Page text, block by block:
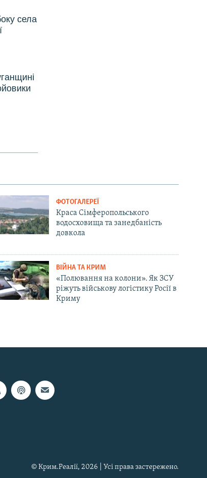
села
ФОТОГАЛЕРЕЇ
Краса Сімферопольського
водосховища та занедбаність
довкола
ВІЙНА ТА КРИМ
«Полювання на колони». Як ЗСУ
ріжуть військову логістику Росії в
Криму
© Крим.Реалії, 2026 | Усі права застережено.